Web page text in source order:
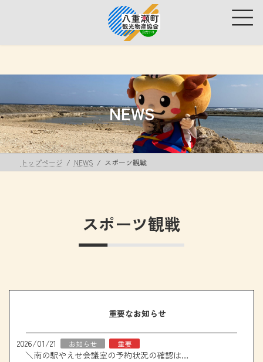
ス
プ
ン
動
NEWS
トップページ NEWS スポーツ観戦
スポーツ観戦
重要なお知らせ
2026/01/21 お知らせ 重要
＼南の駅やえせ会議室の予約状況の確認はこちら！／